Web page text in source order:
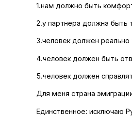
1.нам должно быть
2.у партнера должна быть
3.человек должен реально
4.человек должен быть
5.человек должен
Для меня страна
Единственное: исключаю